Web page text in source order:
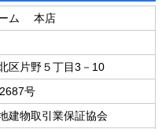
ーム 本店
区片野５丁目3－10
号
建物取引業保証協会